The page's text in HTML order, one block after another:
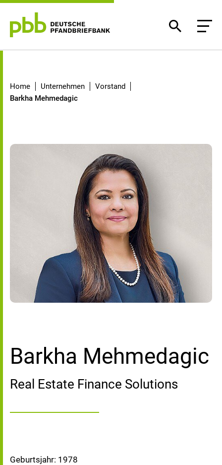
Home Unternehmen
Vorstand
Barkha Mehmedagic
Barkha Mehmedagic
Real Estate Finance Solutions
Geburtsjahr: 1978